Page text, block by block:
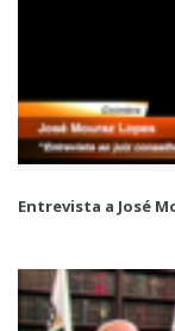
Entrevista a José